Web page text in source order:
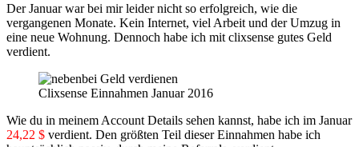
Der Januar war bei mir leider nicht so erfolgreich, wie die
vergangenen Monate. Kein Internet, viel Arbeit und der Umzug in
eine neue Wohnung. Dennoch habe ich mit clixsense gutes Geld
verdient.
Clixsense Einnahmen Januar 2016
Wie du in meinem Account Details sehen kannst, habe ich im Januar
24,22 $ verdient. Den größten Teil dieser Einnahmen habe ich